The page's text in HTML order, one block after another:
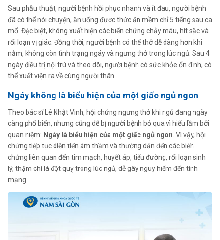
Sau phẫu thuật, người bệnh hồi phục nhanh và ít đau, người bệnh
đã có thể nói chuyện, ăn uống được thức ăn mềm chỉ 5 tiếng sau ca
mổ. Đặc biệt, không xuất hiện các biến chứng chảy máu, hít sặc và
rối loạn vị giác. Đồng thời, người bệnh có thể thở dễ dàng hơn khi
nằm, không còn tình trạng ngáy và ngưng thở trong lúc ngủ. Sau 4
ngày điều trị nội trú và theo dõi, người bệnh có sức khỏe ổn định, có
thể xuất viện ra về cùng người thân.
Ngáy không là biểu hiện của một giấc ngủ ngon
Theo bác sĩ Lê Nhật Vinh, hội chứng ngưng thở khi ngủ đang ngày
càng phổ biến, nhưng cũng dễ bị người bệnh bỏ qua vì hiểu lầm bởi
quan niệm: Ngáy là biểu hiện của một giấc ngủ ngon . Vì vậy, hội
chứng tiếp tục diễn tiến âm thầm và thường dẫn đến các biến
chứng liên quan đến tim mạch, huyết áp, tiểu đường, rối loạn sinh
lý, thậm chí là đột quỵ trong lúc ngủ, dễ gây nguy hiểm đến tính
mạng.